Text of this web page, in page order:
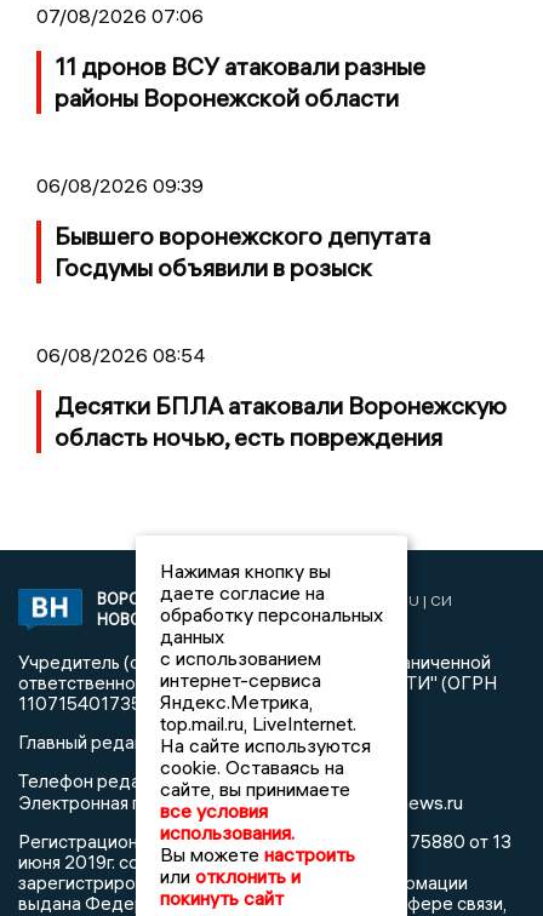
07/08/2026 07:06
11 дронов ВСУ атаковали разные
районы Воронежской области
06/08/2026 09:39
Бывшего воронежского депутата
Госдумы объявили в розыск
06/08/2026 08:54
Десятки БПЛА атаковали Воронежскую
область ночью, есть повреждения
ВОРОНЕЖСКИЕ
НОВОСТИ
2019 © VORONEZHNEWS.RU | СИ
«Воронежские новости»
Учредитель (соучредители): Общество с ограниченной
ответственностью "РЕГИОНАЛЬНЫЕ НОВОСТИ" (ОГРН
1107154017354)
Главный редактор: Пирогов А.А.
Телефон редакции: +7 (473) 262 77 92
Электронная почта редакции:info@voronezhnews.ru
Регистрационный номер: серия Эл № ФС 77 - 75880 от 13
июня 2019г. согласно выписке из реестра
зарегистрированных средств массовой информации
выдана Федеральной службой по надзору в сфере связи,
Нажимая кнопку вы
даете согласие на
обработку персональных
данных
с использованием
интернет-сервиса
Яндекс.Метрика,
top.mail.ru, LiveInternet.
На сайте используются
cookie. Оставаясь на
сайте, вы принимаете
все условия
использования.
Вы можете настроить
или отклонить и
покинуть сайт